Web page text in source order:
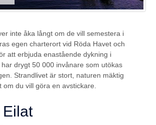
inte åka långt om de vill semestera i
egen charterort vid Röda Havet och
att erbjuda enastående dykning i
drygt 50 000 invånare som utökas
Strandlivet är stort, naturen mäktig
du vill göra en avstickare.
Eilat